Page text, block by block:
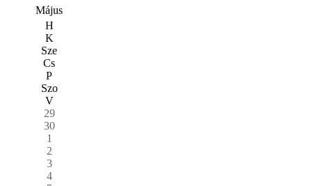
Május
H
K
Sze
Cs
P
Szo
V
29
30
1
2
3
4